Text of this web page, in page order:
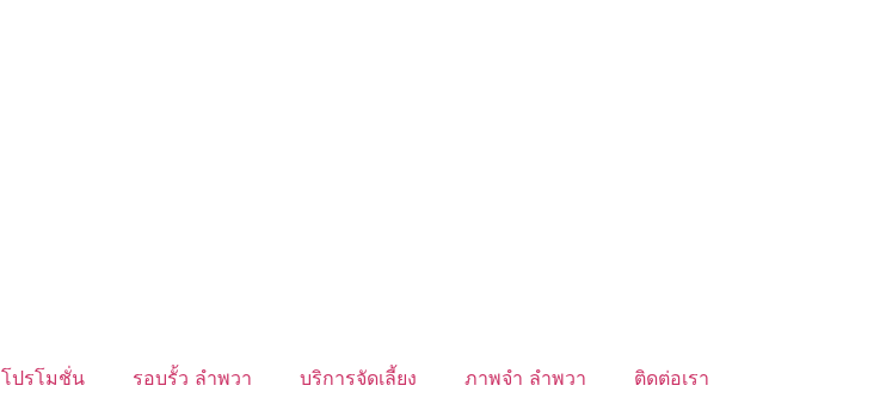
โปรโมชั่น รอบรั้ว ลำพวา บริการจัดเลี้ยง ภาพจำ ลำพวา ติดต่อเรา